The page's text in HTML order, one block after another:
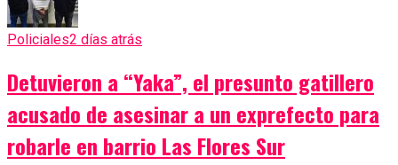
Policiales2 días atrás
Detuvieron a “Yaka”, el presunto gatillero
acusado de asesinar a un exprefecto para
robarle en barrio Las Flores Sur